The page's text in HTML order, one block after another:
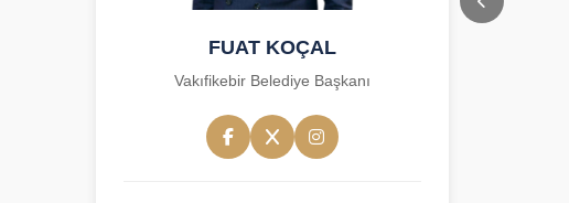
FUAT KOÇAL
Vakıfikebir Belediye Başkanı